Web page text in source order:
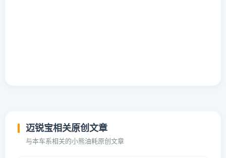
迈锐宝相关原创文章
与本车系相关的小熊油耗原创文章